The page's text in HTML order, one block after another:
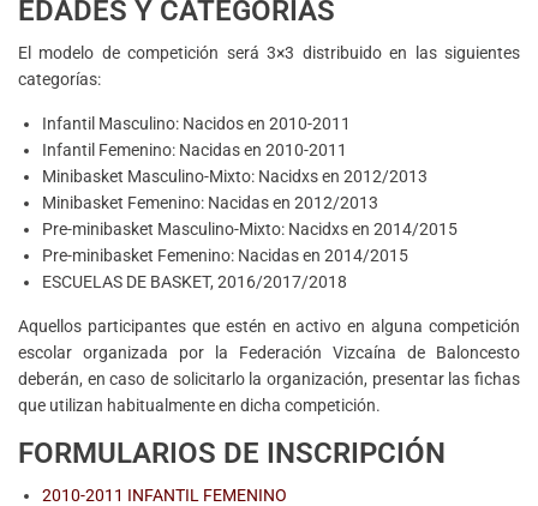
EDADES Y CATEGORÍAS
El modelo de competición será 3×3 distribuido en las siguientes
categorías:
Infantil Masculino: Nacidos en 2010-2011
Infantil Femenino: Nacidas en 2010-2011
Minibasket Masculino-Mixto: Nacidxs en 2012/2013
Minibasket Femenino: Nacidas en 2012/2013
Pre-minibasket Masculino-Mixto: Nacidxs en 2014/2015
Pre-minibasket Femenino: Nacidas en 2014/2015
ESCUELAS DE BASKET, 2016/2017/2018
Aquellos participantes que estén en activo en alguna competición
escolar organizada por la Federación Vizcaína de Baloncesto
deberán, en caso de solicitarlo la organización, presentar las fichas
que utilizan habitualmente en dicha competición.
FORMULARIOS DE INSCRIPCIÓN
2010-2011 INFANTIL FEMENINO